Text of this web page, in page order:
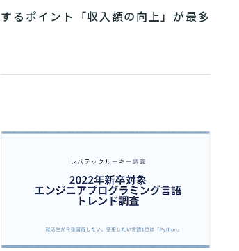
するポイント「収入額の向上」が最多